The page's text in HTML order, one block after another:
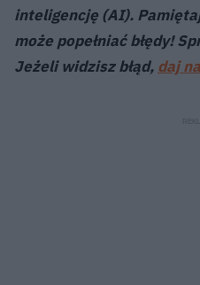
inteligencję (AI).
może popełniać błędy!
Jeżeli widzisz błąd, daj